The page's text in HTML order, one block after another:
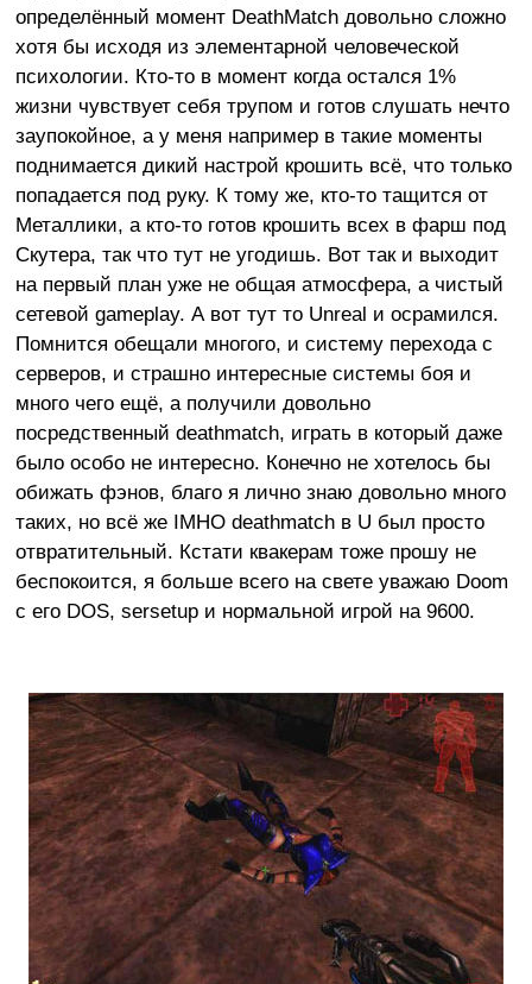
определённый момент DeathMatch довольно сложно
хотя бы исходя из элементарной человеческой
психологии. Кто-то в момент когда остался 1%
жизни чувствует себя трупом и готов слушать нечто
заупокойное, а у меня например в такие моменты
поднимается дикий настрой крошить всё, что только
попадается под руку. К тому же, кто-то тащится от
Металлики, а кто-то готов крошить всех в фарш под
Скутера, так что тут не угодишь. Вот так и выходит
на первый план уже не общая атмосфера, а чистый
сетевой gameplay. А вот тут то Unreal и осрамился.
Помнится обещали многого, и систему перехода с
серверов, и страшно интересные системы боя и
много чего ещё, а получили довольно
посредственный deathmatch, играть в который даже
было особо не интересно. Конечно не хотелось бы
обижать фэнов, благо я лично знаю довольно много
таких, но всё же IMHO deathmatch в U был просто
отвратительный. Кстати квакерам тоже прошу не
беспокоится, я больше всего на свете уважаю Doom
с его DOS, sersetup и нормальной игрой на 9600.